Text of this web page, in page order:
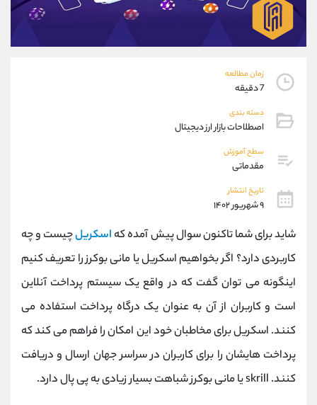
زمان مطالعه
7 دقیقه
دسته بندی
اصطلاحات بازار ارز دیجیتال
سطح آموزش
مقدماتی
تاریخ انتشار
۹ شهریور ۱۴۰۲
شاید برای شما تاکنون سوال پیش آمده که اسکریلچیست و چه
کاربردی دارد؟ اگر بخواهیم اسکریل یا مانی بوکرز را تعریف کنیم
اینگونه می توان گفت که در واقع یک سیستم پرداخت آنلاین
است و کاربران از آن به عنوان یک درگاه پرداخت استفاده می
کنند. اسکریل برای مخاطبان خود این امکان را فراهم می کند که
پرداخت‌ هایشان را برای کاربران در سراسر جهان ارسال و دریافت
کنند. skrill یا مانی بوکرز شباهت بسیار زیادی به پی پال دارد.
09101364784
واتساپ شروع گفتگو
تلگرام @Armteam_admin_104
پشتیبان فروش
موبایل
اطلاعات تماس
تلفن 021-22021030
021-22021040
بدون پیش شماره
اینستاگرام @alireza.mehrabii
کانال تلگرام @alirezamehrabi_com
@alirezamehrabi_official